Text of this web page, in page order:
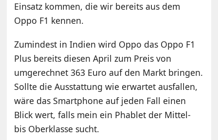
Einsatz kommen, die wir bereits aus dem
Oppo F1 kennen.
Zumindest in Indien wird Oppo das Oppo F1
Plus bereits diesen April zum Preis von
umgerechnet 363 Euro auf den Markt bringen.
Sollte die Ausstattung wie erwartet ausfallen,
wäre das Smartphone auf jeden Fall einen
Blick wert, falls mein ein Phablet der Mittel-
bis Oberklasse sucht.